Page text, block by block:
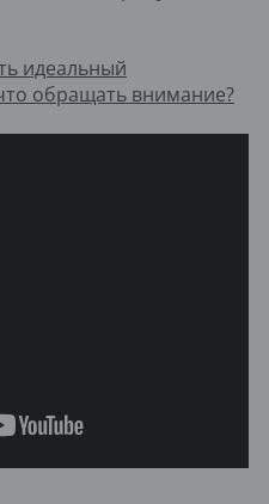
идеальный
обращать внимание?